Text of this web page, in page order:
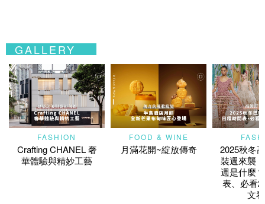
GALLERY
FASHION
Crafting CHANEL 奢
華體驗與精妙工藝
FOOD & WINE
月滿花開~綻放傳奇
2025秋冬
裝週來襲
週是什麼
表、必看
文